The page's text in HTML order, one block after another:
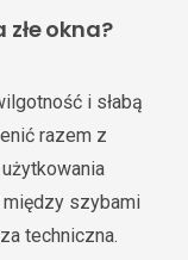
okna?
i słabą
razem z
szybami
techniczna.